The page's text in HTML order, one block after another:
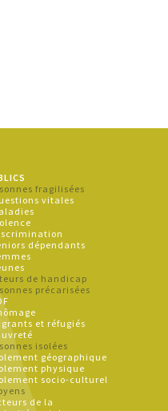
fragilisées
vitales
dépendants
de handicap
précarisées
et réfugiés
isolées
géographique
physique
socio-culturel
de la